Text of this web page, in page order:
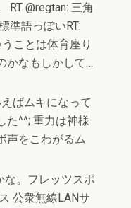
RT @regtan: 三角
準語っぽいRT:
ことは体育座り
かなもしかして…
ばムキになって
た^^; 重力は神様
声をこわがるム
な。フレッツスポ
公衆無線LANサ